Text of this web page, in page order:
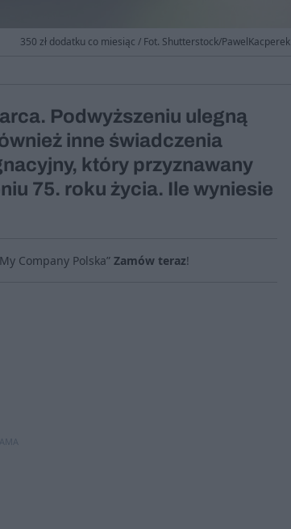
350 zł dodatku co miesiąc / Fot. Shutterstock/PawelKacperek
Podwyższeniu ulegną
inne świadczenia
który przyznawany
75. roku życia. Ile wyniesie
Company Polska” Zamów teraz!